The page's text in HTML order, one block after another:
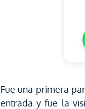
Fue una primera
entrada y fue la